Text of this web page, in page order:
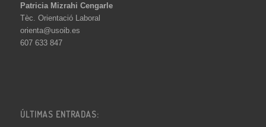
Patricia Mizrahi Cengarle
Tèc. Orientació Laboral
orienta@usoib.es
607 633 847
ÚLTIMAS ENTRADAS: